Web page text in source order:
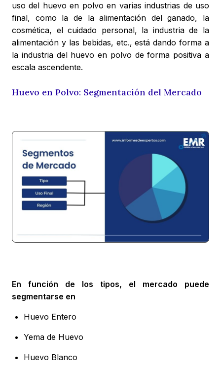
uso del huevo en polvo en varias industrias de uso
final, como la de la alimentación del ganado, la
cosmética, el cuidado personal, la industria de la
alimentación y las bebidas, etc., está dando forma a
la industria del huevo en polvo de forma positiva a
escala ascendente.
Huevo en Polvo: Segmentación del Mercado
En función de los tipos, el mercado puede
segmentarse en
Huevo Entero
Yema de Huevo
Huevo Blanco